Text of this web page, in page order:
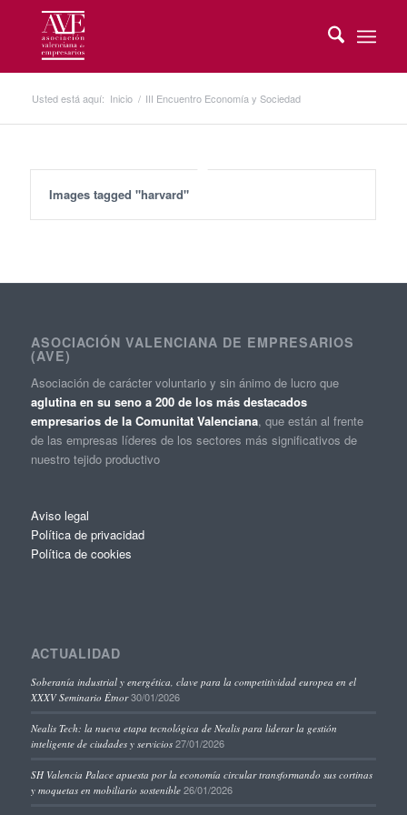
Usted está aquí: Inicio / III Encuentro Economía y Sociedad
Images tagged "harvard"
ASOCIACIÓN VALENCIANA DE EMPRESARIOS
(AVE)
Asociación de carácter voluntario y sin ánimo de lucro que
aglutina en su seno a 200 de los más destacados
empresarios de la Comunitat Valenciana, que están al frente
de las empresas líderes de los sectores más significativos de
nuestro tejido productivo
Aviso legal
Política de privacidad
Política de cookies
ACTUALIDAD
Soberanía industrial y energética, clave para la competitividad europea en el
XXXV Seminario Étnor 30/01/2026
Nealis Tech: la nueva etapa tecnológica de Nealis para liderar la gestión
inteligente de ciudades y servicios 27/01/2026
SH Valencia Palace apuesta por la economía circular transformando sus cortinas
y moquetas en mobiliario sostenible 26/01/2026